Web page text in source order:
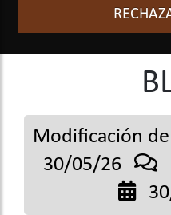
Modificación de
30/05/26